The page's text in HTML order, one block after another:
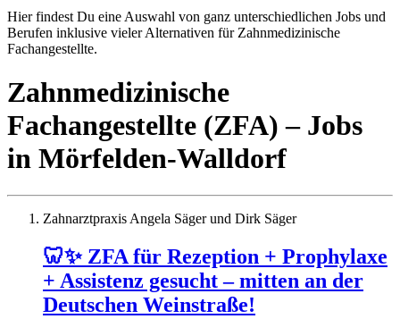
Hier findest Du eine Auswahl von ganz unterschiedlichen Jobs und
Berufen inklusive vieler Alternativen für Zahnmedizinische
Fachangestellte.
Zahnmedizinische
Fachangestellte (ZFA) – Jobs
in Mörfelden-Walldorf
Zahnarztpraxis Angela Säger und Dirk Säger
🦷✨ ZFA für Rezeption + Prophylaxe
+ Assistenz gesucht – mitten an der
Deutschen Weinstraße!